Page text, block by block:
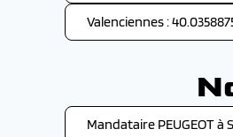
Valenciennes :
Mandataire PEUGEOT à